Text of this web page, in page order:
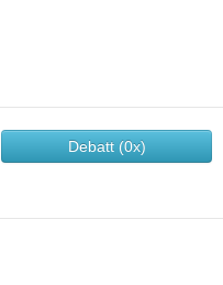
Debatt (0x)